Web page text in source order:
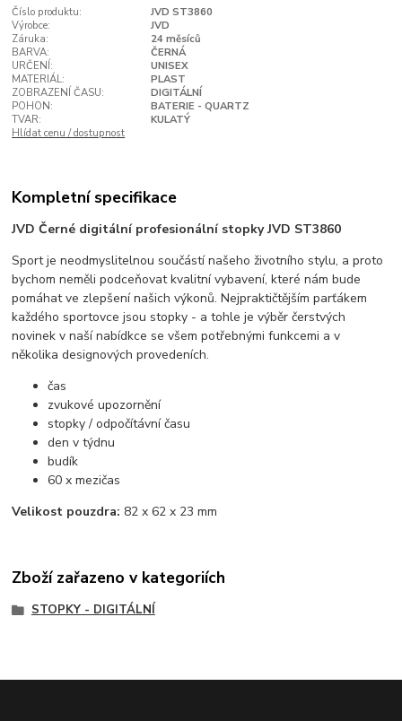
Číslo produktu:
JVD ST3860
Výrobce:
JVD
Záruka:
24 měsíců
BARVA:
ČERNÁ
URČENÍ:
UNISEX
MATERIÁL:
PLAST
ZOBRAZENÍ ČASU:
DIGITÁLNÍ
POHON:
BATERIE - QUARTZ
TVAR:
KULATÝ
Hlídat cenu / dostupnost
Kompletní specifikace
JVD Černé digitální profesionální stopky JVD ST3860
Sport je neodmyslitelnou součástí našeho životního stylu, a proto
bychom neměli podceňovat kvalitní vybavení, které nám bude
pomáhat ve zlepšení našich výkonů. Nejpraktičtějším parťákem
každého sportovce jsou stopky - a tohle je výběr čerstvých
novinek v naší nabídkce se všem potřebnými funkcemi a v
několika designových provedeních.
čas
zvukové upozornění
stopky / odpočítávní času
den v týdnu
budík
60 x mezičas
Velikost pouzdra: 82 x 62 x 23 mm
Zboží zařazeno v kategoriích
STOPKY - DIGITÁLNÍ